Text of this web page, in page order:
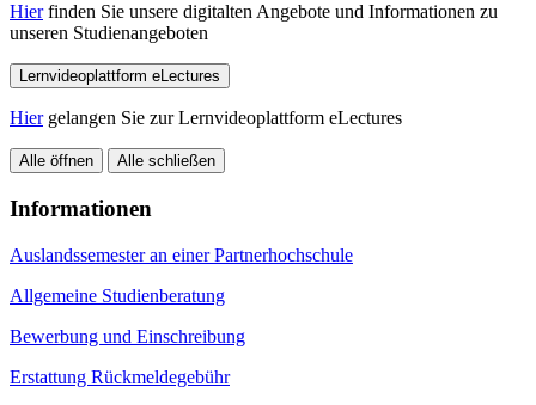
Hierfinden Sie unsere digitalten Angebote und Informationen zu
unseren Studienangeboten
Lernvideoplattform eLectures
Hiergelangen Sie zur Lernvideoplattform eLectures
Alle öffnen Alle schließen
Informationen
Auslandssemester an einer Partnerhochschule
Allgemeine Studienberatung
Bewerbung und Einschreibung
Erstattung Rückmeldegebühr